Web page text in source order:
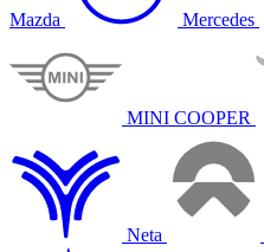
Mazda Mercedes
MINI COOPER
Neta